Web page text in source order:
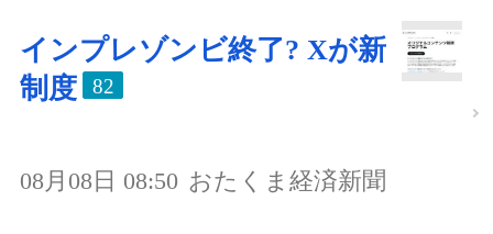
インプレゾンビ終了? Xが新
制度
82
08月08日 08:50 おたくま経済新聞